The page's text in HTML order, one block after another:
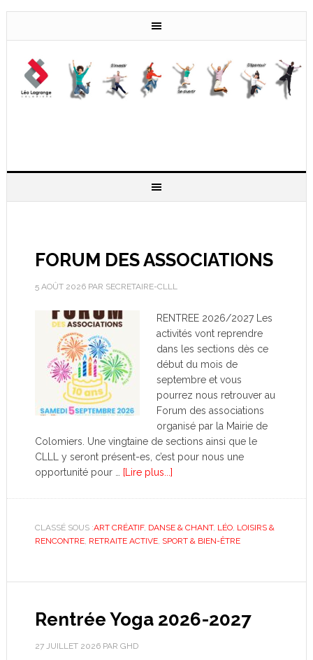
FORUM DES ASSOCIATIONS
5 AOÛT 2026PAR SECRETAIRE-CLLL
RENTREE 2026/2027 Les
activités vont reprendre
dans les sections dès ce
début du mois de
septembre et vous
pourrez nous retrouver au
Forum des associations
organisé par la Mairie de
Colomiers. Une vingtaine de sections ainsi que le
CLLL y seront présent-es, c’est pour nous une
opportunité pour …
[Lire plus...]
CLASSÉ SOUS :ART CRÉATIF, DANSE & CHANT, LÉO, LOISIRS &
RENCONTRE, RETRAITE ACTIVE, SPORT & BIEN-ÊTRE
Rentrée Yoga 2026-2027
27 JUILLET 2026PAR GHD